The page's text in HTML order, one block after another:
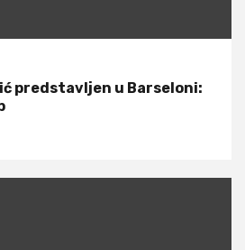
predstavljen u Barseloni: